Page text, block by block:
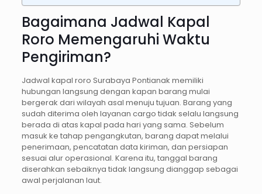
Bagaimana Jadwal Kapal
Roro Memengaruhi Waktu
Pengiriman?
Jadwal kapal roro Surabaya Pontianak memiliki
hubungan langsung dengan kapan barang mulai
bergerak dari wilayah asal menuju tujuan. Barang yang
sudah diterima oleh layanan cargo tidak selalu langsung
berada di atas kapal pada hari yang sama. Sebelum
masuk ke tahap pengangkutan, barang dapat melalui
penerimaan, pencatatan data kiriman, dan persiapan
sesuai alur operasional. Karena itu, tanggal barang
diserahkan sebaiknya tidak langsung dianggap sebagai
awal perjalanan laut.